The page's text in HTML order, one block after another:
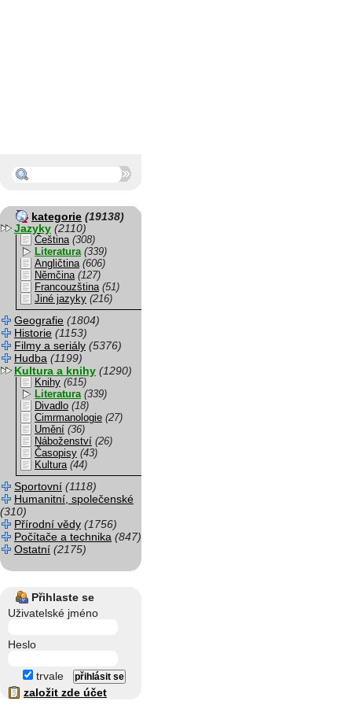
kategorie (19138)
Jazyky (2110)
Čeština (308)
Literatura (339)
Angličtina (606)
Němčina (127)
Francouzština (51)
Jiné jazyky (216)
Geografie (1804)
Historie (1153)
Filmy a seriály (5376)
Hudba (1199)
Kultura a knihy (1290)
Knihy (615)
Literatura (339)
Divadlo (18)
Cimrmanologie (27)
Umění (36)
Náboženství (26)
Časopisy (43)
Kultura (44)
Sportovní (1118)
Humanitní, společenské
(310)
Přírodní vědy (1756)
Počítače a technika (847)
Ostatní (2175)
Přihlaste se
Uživatelské jméno
Heslo
trvale
založit zde účet